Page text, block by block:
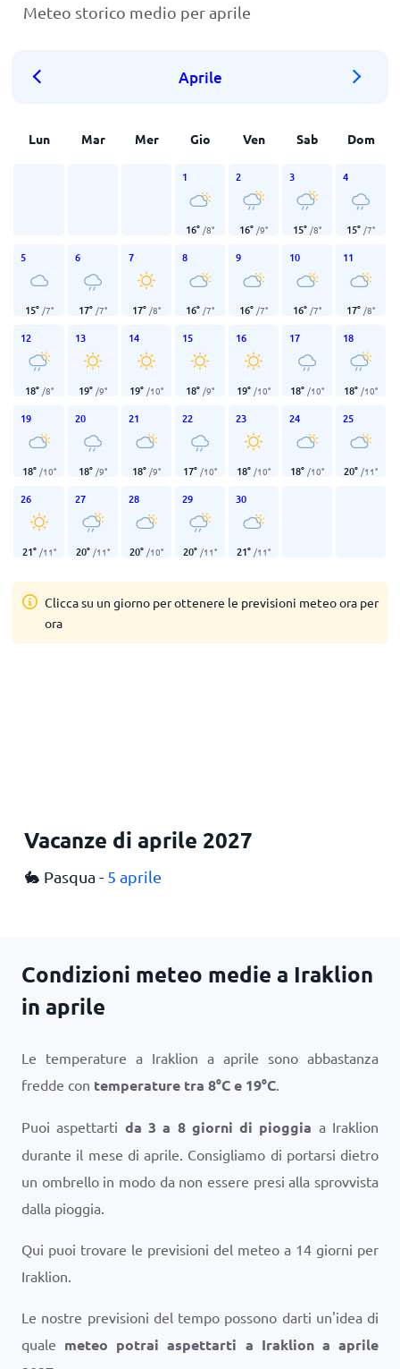
Meteo storico medio per aprile
Aprile
Lun Mar Mer Gio Ven Sab Dom
1
16° /8°
2
16° /9°
3
15° /8°
4
15° /7°
5
15° /7°
6
17° /7°
7
17° /8°
8
16° /7°
9
16° /7°
10
16° /7°
11
17° /8°
12
18° /8°
13
19° /9°
14
19° /10°
15
18° /9°
16
19° /10°
17
18° /10°
18
18° /10°
19
18° /10°
20
18° /9°
21
18° /9°
22
17° /10°
23
18° /10°
24
18° /10°
25
20° /11°
26
21° /11°
27
20° /11°
28
20° /10°
29
20° /11°
30
21° /11°
Clicca su un giorno per ottenere le previsioni meteo ora per
ora
Vacanze di aprile 2027
🐇 Pasqua - 5 aprile
Condizioni meteo medie a Iraklion
in aprile
Le temperature a Iraklion a aprile sono abbastanza
fredde con temperature tra 8°Ce 19°C.
Puoi aspettarti da 3 a 8 giorni di pioggia a Iraklion
durante il mese di aprile. Consigliamo di portarsi dietro
un ombrello in modo da non essere presi alla sprovvista
dalla pioggia.
Qui puoi trovare le previsioni del meteo a 14 giorni per
Iraklion.
Le nostre previsioni del tempo possono darti un'idea di
quale meteo potrai aspettarti a Iraklion a aprile